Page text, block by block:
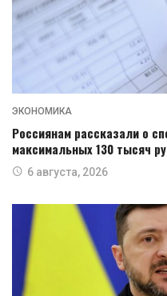
ЭКОНОМИКА
Россиянам рассказали о
максимальных 130 тысяч
6 августа, 2026